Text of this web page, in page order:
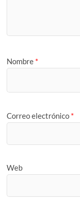
Nombre *
Correo electrónico *
Web